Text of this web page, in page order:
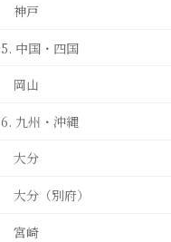
神戸
5. 中国・四国
岡山
6. 九州・沖縄
大分
大分（別府）
宮崎